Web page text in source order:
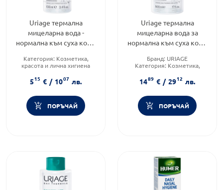
Uriage термална
мицеларна вода -
нормална към суха кожа
Категория: Козметика,
красота и лична хигиена
Дермокозметика
Форма на продукта:
515 € / 1007 лв.
ПОРЪЧАЙ
Uriage термална
мицеларна вода за
нормална към суха кожа
Бранд: URIAGE
Категория: Козметика,
Форма на продукта:
мицеларен разтвор
1489 € / 2912 лв.
ПОРЪЧАЙ